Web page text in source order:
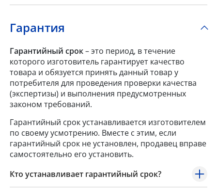
Гарантия
Гарантийный срок– это период, в течение
которого изготовитель гарантирует качество
товара и обязуется принять данный товар у
потребителя для проведения проверки качества
(экспертизы) и выполнения предусмотренных
законом требований.
Гарантийный срок устанавливается изготовителем
по своему усмотрению. Вместе с этим, если
гарантийный срок не установлен, продавец вправе
самостоятельно его установить.
Кто устанавливает гарантийный срок?